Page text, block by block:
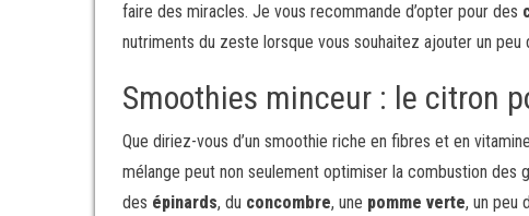
faire des miracles. Je vous recommande d’opter pour des
nutriments du zeste lorsque vous souhaitez ajouter un
Smoothies minceur : le citron
Que diriez-vous d’un smoothie riche en fibres et en
mélange peut non seulement optimiser la combustion des
des épinards, du concombre, une pomme verte, un peu